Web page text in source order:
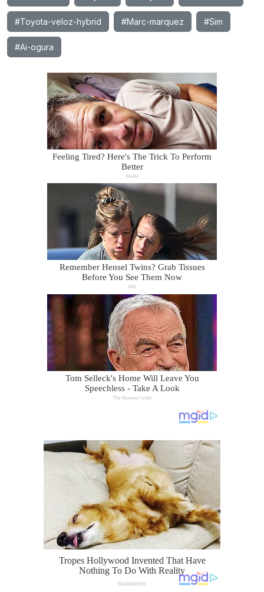
#Toyota-veloz-hybrid #Marc-marquez #Sim
#Ai-ogura